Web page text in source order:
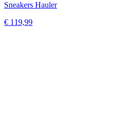
Sneakers Hauler
€ 119,99